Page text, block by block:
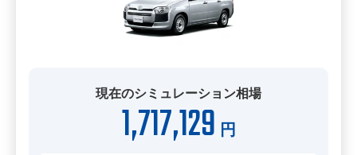
現在のシミュレーション相場
1,717,129 円